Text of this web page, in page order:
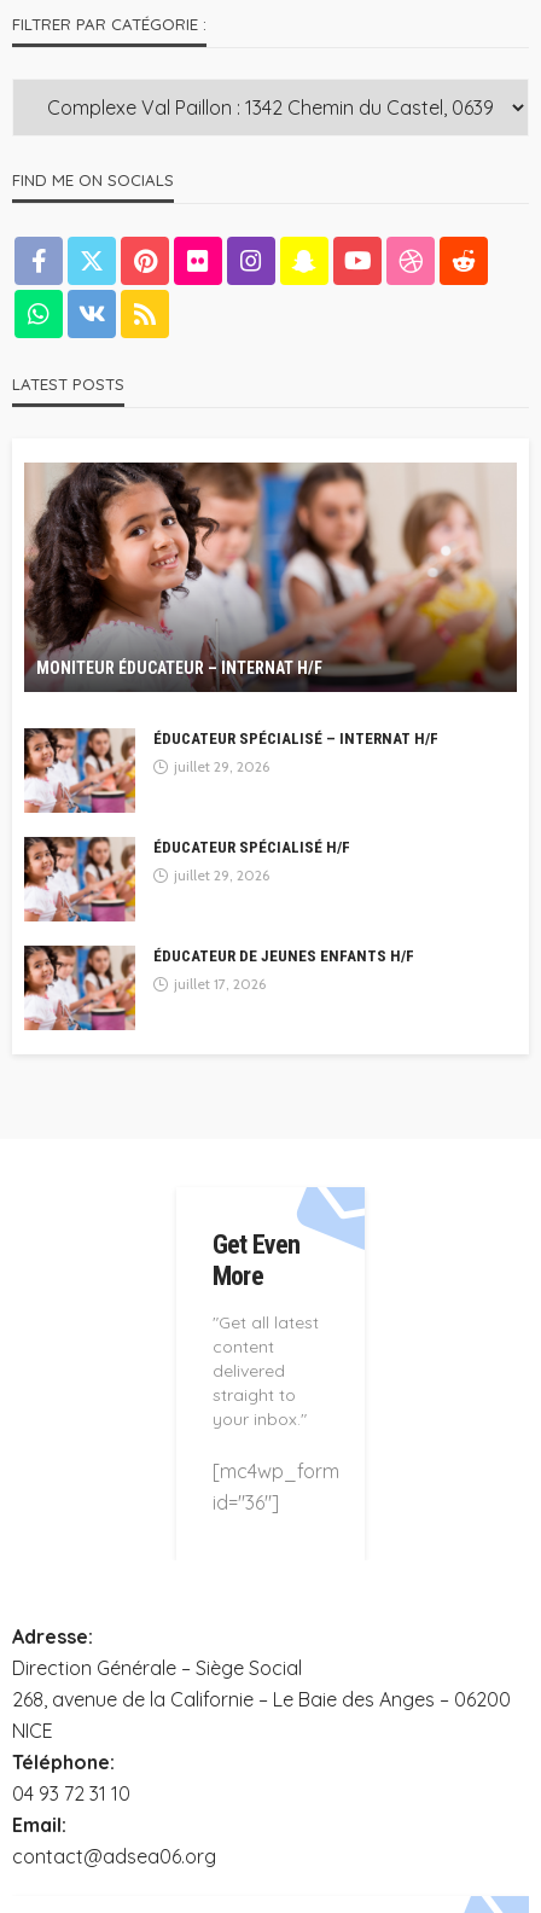
FILTRER PAR CATÉGORIE :
FIND ME ON SOCIALS
LATEST POSTS
MONITEUR ÉDUCATEUR – INTERNAT H/F
ÉDUCATEUR SPÉCIALISÉ – INTERNAT H/F
juillet 29, 2026
ÉDUCATEUR SPÉCIALISÉ H/F
juillet 29, 2026
ÉDUCATEUR DE JEUNES ENFANTS H/F
juillet 17, 2026
Get Even
More
"Get all latest
content
delivered
straight to
your inbox."
[mc4wp_form
id="36"]
Adresse:
Direction Générale – Siège Social
268, avenue de la Californie – Le Baie des Anges – 06200
NICE
Téléphone:
04 93 72 31 10
Email:
contact@adsea06.org